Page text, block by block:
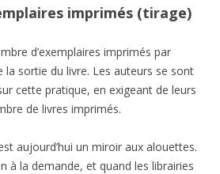
imprimés (tirage)
d’exemplaires imprimés par
la sortie du livre. Les auteurs se sont
cette pratique, en exigeant de leurs
de livres imprimés.
aujourd’hui un miroir aux alouettes.
à la demande, et quand les librairies